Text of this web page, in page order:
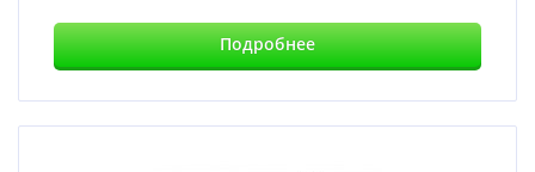
Подробнее